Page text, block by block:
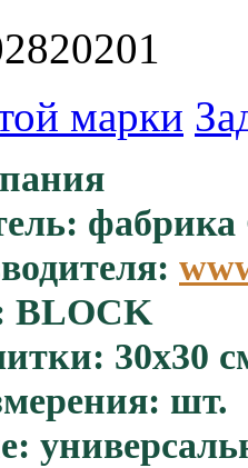
марки
BLOCK
30x30
шт.